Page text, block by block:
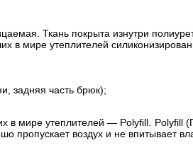
Ткань покрыта изнутри
в мире утеплителей
задняя часть брюк);
в мире утеплителей — Polyfill.
пропускает воздух и не впитывает